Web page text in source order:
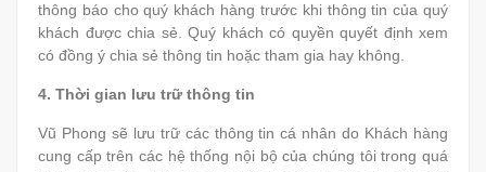
thông báo cho quý khách hàng trước khi thông tin của quý
khách được chia sẻ. Quý khách có quyền quyết định xem
có đồng ý chia sẻ thông tin hoặc tham gia hay không.
4. Thời gian lưu trữ thông tin
Vũ Phong sẽ lưu trữ các thông tin cá nhân do Khách hàng
cung cấp trên các hệ thống nội bộ của chúng tôi trong quá